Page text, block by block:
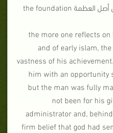
الشخصية. يقول وات تحت عنوان أصل العظمة the foundation
"the more one reflects
and of early islam,
vastness of his
him with an opportunity
but the man was fully
not been for his
administrator and,
firm belief that god had